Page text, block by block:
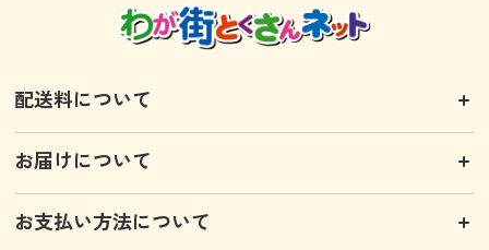
配送料について
お届けについて
お支払い方法について